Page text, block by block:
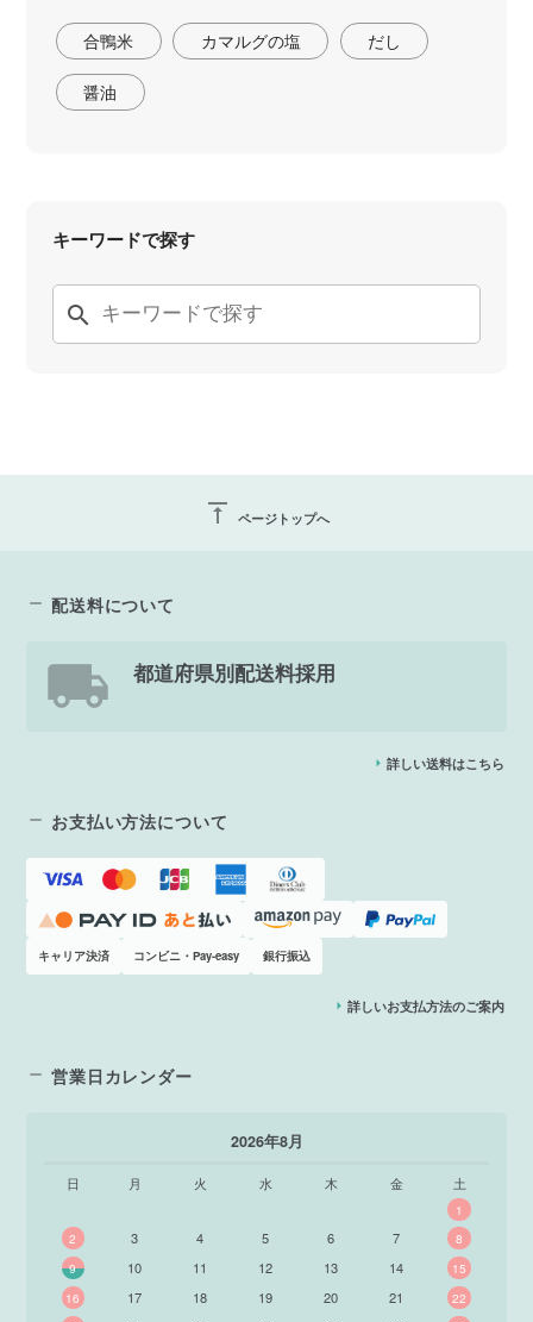
合鴨米 カマルグの塩 だし
醤油
キーワードで探す
search
vertical_align_top ページトップへ
配送料について
都道府県別配送料採用
詳しい送料はこちら
お支払い方法について
キャリア決済 コンビニ・Pay-easy 銀行振込
詳しいお支払方法のご案内
営業日カレンダー
2026年8月
日 月 火 水 木 金 土
1
2
3 4 5 6 7
8
9
10 11 12 13 14
15
16
17 18 19 20 21
22